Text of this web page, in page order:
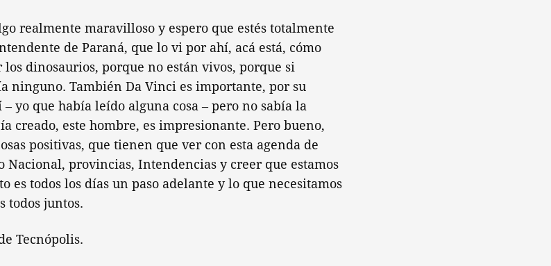
realmente maravilloso y espero que estés totalmente
de Paraná, que lo vi por ahí, acá está, cómo
dinosaurios, porque no están vivos, porque si
ninguno. También Da Vinci es importante, por su
yo que había leído alguna cosa – pero no sabía la
creado, este hombre, es impresionante. Pero bueno,
positivas, que tienen que ver con esta agenda de
Nacional, provincias, Intendencias y creer que estamos
es todos los días un paso adelante y lo que necesitamos
todos juntos.
Tecnópolis.